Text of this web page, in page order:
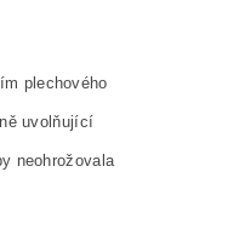
plechového
uvolňující
neohrožovala